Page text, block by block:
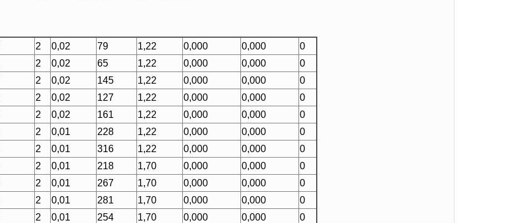
2 0,02 79 1,22 0,000 0,000
0
2 0,02 65 1,22 0,000 0,000
0
2 0,02 145 1,22 0,000 0,000
0
2 0,02 127 1,22 0,000 0,000
0
2 0,02 161 1,22 0,000 0,000
0
2 0,01 228 1,22 0,000 0,000
0
2 0,01 316 1,22 0,000 0,000
0
2 0,01 218 1,70 0,000 0,000
0
2 0,01 267 1,70 0,000 0,000
0
2 0,01 281 1,70 0,000 0,000
0
2 0,01 254 1,70 0,000 0,000
0